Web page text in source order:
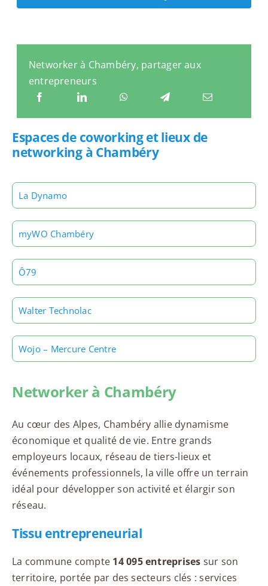
Networker à Chambéry, partager aux
entrepreneurs
Espaces de coworking et lieux de
networking à Chambéry
La Dynamo
myWO Chambéry
Ô79
Walter Technolac
Wojo – Mercure Centre
Networker à Chambéry
Au cœur des Alpes, Chambéry allie dynamisme
économique et qualité de vie. Entre grands
employeurs locaux, réseau de tiers-lieux et
événements professionnels, la ville offre un terrain
idéal pour développer son activité et élargir son
réseau.
Tissu entrepreneurial
La commune compte 14 095 entreprises sur son
territoire, portée par des secteurs clés : services